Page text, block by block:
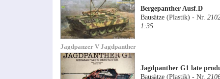
Bergepanther Ausf.D
Bausätze (Plastik) - Nr.
1:35
Jagdpanzer V Jagdpanther
Jagdpanther G1 late
Bausätze (Plastik) - Nr.